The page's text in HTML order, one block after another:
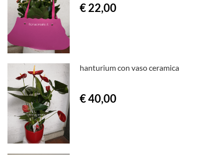
€ 22,00
hanturium con vaso ceramica
€ 40,00